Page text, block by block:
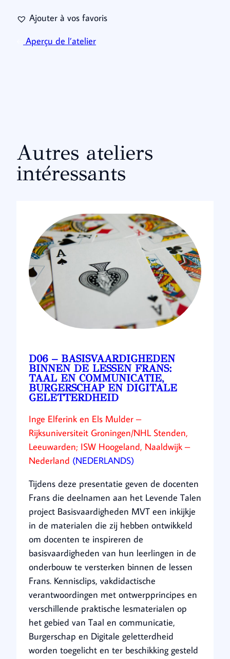
Ajouter à vos favoris
Aperçu de l’atelier
Autres ateliers
intéressants
D06 – BASISVAARDIGHEDEN
BINNEN DE LESSEN FRANS:
TAAL EN COMMUNICATIE,
BURGERSCHAP EN DIGITALE
GELETTERDHEID
Inge Elferink en Els Mulder –
Rijksuniversiteit Groningen/NHL Stenden,
Leeuwarden; ISW Hoogeland, Naaldwijk –
Nederland (NEDERLANDS)
Tijdens deze presentatie geven de docenten
Frans die deelnamen aan het Levende Talen
project Basisvaardigheden MVT een inkijkje
in de materialen die zij hebben ontwikkeld
om docenten te inspireren de
basisvaardigheden van hun leerlingen in de
onderbouw te versterken binnen de lessen
Frans. Kennisclips, vakdidactische
verantwoordingen met ontwerpprincipes en
verschillende praktische lesmaterialen op
het gebied van Taal en communicatie,
Burgerschap en Digitale geletterdheid
worden toegelicht en ter beschikking gesteld